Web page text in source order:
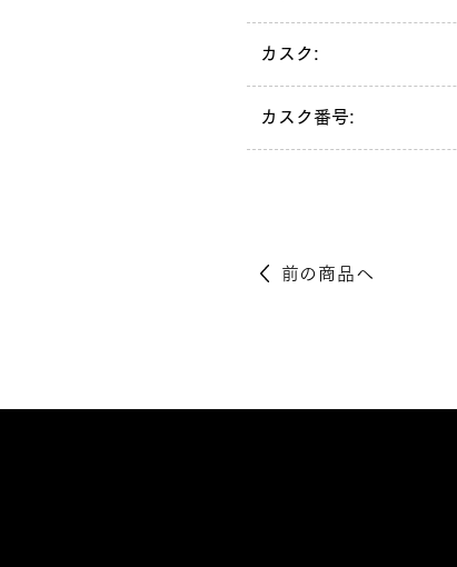
カスク:
カスク番号:
前の商品へ